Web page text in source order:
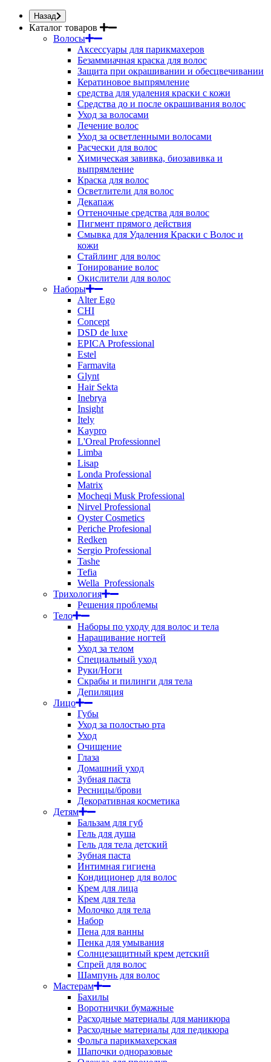
Назад
Каталог товаров
Волосы
Аксессуары для парикмахеров
Безаммиачная краска для волос
Защита при окрашивании и обесцвечивании
Кератиновое выпрямление
средства для удаления краски с кожи
Средства до и после окрашивания волос
Уход за волосами
Лечение волос
Уход за осветленными волосами
Расчески для волос
Химическая завивка, биозавивка и
выпрямление
Краска для волос
Осветлители для волос
Декапаж
Оттеночные средства для волос
Пигмент прямого действия
Смывка для Удаления Краски с Волос и
кожи
Стайлинг для волос
Тонирование волос
Окислители для волос
Наборы
Alter Ego
CHI
Concept
DSD de luxe
EPICA Professional
Estel
Farmavita
Glynt
Hair Sekta
Inebrya
Insight
Itely
Kaypro
L'Oreal Professionnel
Limba
Lisap
Londa Professional
Matrix
Mocheqi Musk Professional
Nirvel Professional
Oyster Cosmetics
Periche Profesional
Redken
Sergio Professional
Tashe
Tefia
Wella_Professionals
Трихология
Решения проблемы
Тело
Наборы по уходу для волос и тела
Наращивание ногтей
Уход за телом
Специальный уход
Руки/Ноги
Скрабы и пилинги для тела
Депиляция
Лицо
Губы
Уход за полостью рта
Уход
Очищение
Глаза
Домашний уход
Зубная паста
Ресницы/брови
Декоративная косметика
Детям
Бальзам для губ
Гель для душа
Гель для тела детский
Зубная паста
Интимная гигиена
Кондиционер для волос
Крем для лица
Крем для тела
Молочко для тела
Набор
Пена для ванны
Пенка для умывания
Солнцезащитный крем детский
Спрей для волос
Шампунь для волос
Мастерам
Бахилы
Воротнички бумажные
Расходные материалы для маникюра
Расходные материалы для педикюра
Фольга парикмахерская
Шапочки одноразовые